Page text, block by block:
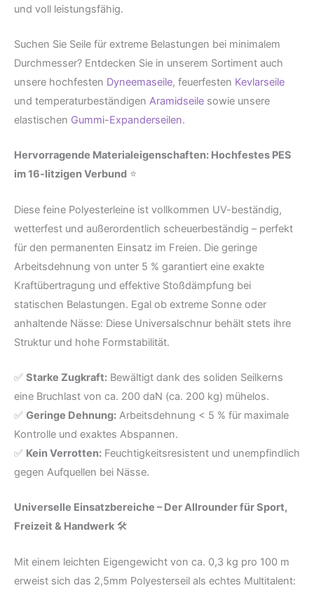
und voll leistungsfähig.
Suchen Sie Seile für extreme Belastungen bei minimalem
Durchmesser? Entdecken Sie in unserem Sortiment auch
unsere hochfesten Dyneemaseile, feuerfesten Kevlarseile
und temperaturbeständigen Aramidseile sowie unsere
elastischen Gummi-Expanderseilen.
Hervorragende Materialeigenschaften: Hochfestes PES
im 16-litzigen Verbund ⭐
Diese feine Polyesterleine ist vollkommen UV-beständig,
wetterfest und außerordentlich scheuerbeständig – perfekt
für den permanenten Einsatz im Freien. Die geringe
Arbeitsdehnung von unter 5 % garantiert eine exakte
Kraftübertragung und effektive Stoßdämpfung bei
statischen Belastungen. Egal ob extreme Sonne oder
anhaltende Nässe: Diese Universalschnur behält stets ihre
Struktur und hohe Formstabilität.
✅ Starke Zugkraft: Bewältigt dank des soliden Seilkerns
eine Bruchlast von ca. 200 daN (ca. 200 kg) mühelos.
✅ Geringe Dehnung: Arbeitsdehnung < 5 % für maximale
Kontrolle und exaktes Abspannen.
✅ Kein Verrotten: Feuchtigkeitsresistent und unempfindlich
gegen Aufquellen bei Nässe.
Universelle Einsatzbereiche – Der Allrounder für Sport,
Freizeit & Handwerk 🛠️
Mit einem leichten Eigengewicht von ca. 0,3 kg pro 100 m
erweist sich das 2,5mm Polyesterseil als echtes Multitalent: